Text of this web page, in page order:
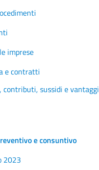
imprese
e contratti
contributi, sussidi e vantaggi
e consuntivo
2023